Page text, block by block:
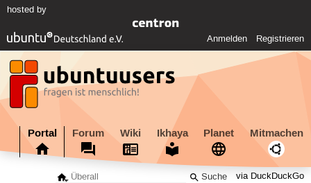
hosted by
Anmelden Registrieren
Portal Forum Wiki Ikhaya Planet Mitmachen
via DuckDuckGo